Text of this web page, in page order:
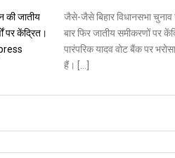
जैसे-जैसे बिहार विधानसभा
बार फिर जातीय समीकरणों पर
पारंपरिक यादव वोट बैंक पर
हैं। […]